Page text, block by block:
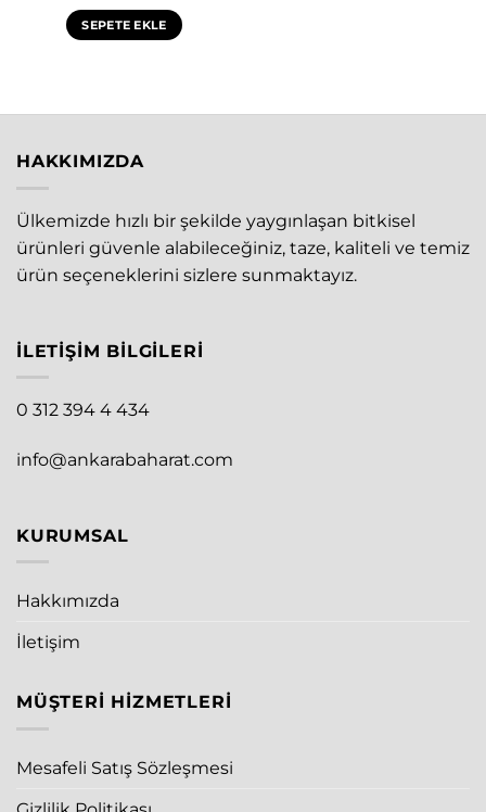
SEPETE EKLE
HAKKIMIZDA
Ülkemizde hızlı bir şekilde yaygınlaşan bitkisel
ürünleri güvenle alabileceğiniz, taze, kaliteli ve temiz
ürün seçeneklerini sizlere sunmaktayız.
İLETIŞIM BILGILERI
0 312 394 4 434
info@ankarabaharat.com
KURUMSAL
Hakkımızda
İletişim
MÜŞTERI HIZMETLERI
Mesafeli Satış Sözleşmesi